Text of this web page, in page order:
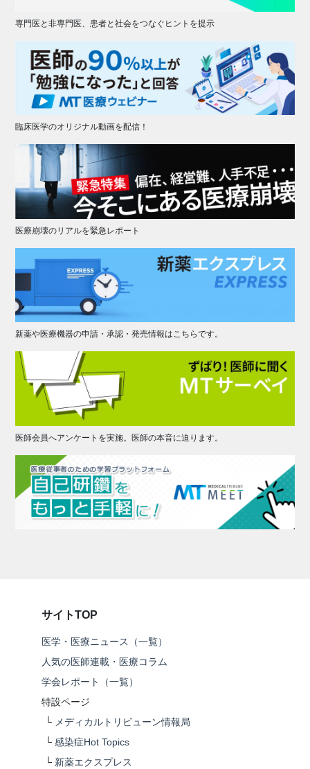
専門医と非専門医、患者と社会をつなぐヒントを提示
臨床医学のオリジナル動画を配信！
医療崩壊のリアルを緊急レポート
新薬や医療機器の申請・承認・発売情報はこちらです。
医師会員へアンケートを実施。医師の本音に迫ります。
サイトTOP
医学・医療ニュース（一覧）
人気の医師連載・医療コラム
学会レポート（一覧）
特設ページ
└ メディカルトリビューン情報局
└ 感染症Hot Topics
└ 新薬エクスプレス